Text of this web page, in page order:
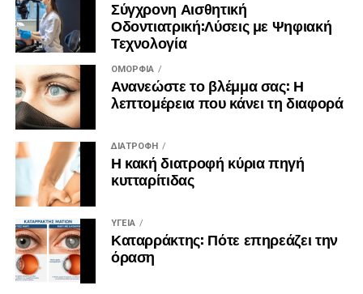
Σύγχρονη Αισθητική
Οδοντιατρική:Λύσεις με Ψηφιακή
Τεχνολογία
ΟΜΟΡΦΙΆ
Ανανεώστε το βλέμμα σας: Η
λεπτομέρεια που κάνει τη διαφορά
ΔΙΑΤΡΟΦΉ
Η κακή διατροφή κύρια πηγή
κυτταρίτιδας
ΥΓΕΊΑ
Καταρράκτης: Πότε επηρεάζει την
όραση